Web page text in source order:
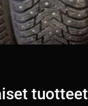
tuotteet